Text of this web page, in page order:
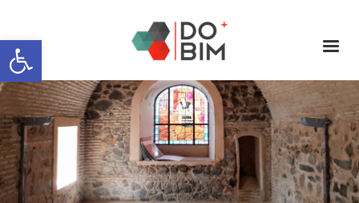
Abrir barra de herramientas